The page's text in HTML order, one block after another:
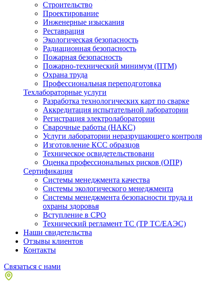
Строительство
Проектирование
Инженерные изыскания
Реставрация
Экологическая безопасность
Радиационная безопасность
Пожарная безопасность
Пожарно-технический минимум (ПТМ)
Охрана труда
Профессиональная переподготовка
Техлабораторные услуги
Разработка технологических карт по сварке
Аккредитация испытательной лаборатории
Регистрация электролаборатории
Сварочные работы (НАКС)
Услуги лаборатории неразрушающего контроля
Изготовление КСС образцов
Техническое освидетельствовани
Оценка профессиональных рисков (ОПР)
Сертификация
Системы менеджмента качества
Системы экологического менеджмента
Системы менеджмента безопасности труда и
охраны здоровья
Вступление в СРО
Технический регламент ТС (ТР ТС/ЕАЭС)
Наши свидетельства
Отзывы клиентов
Контакты
Связаться с нами